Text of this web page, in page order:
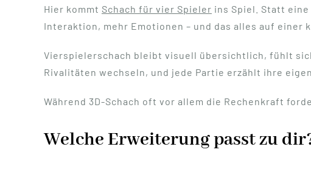
Hier kommt Schach für vier Spieler ins Spiel. Statt
Interaktion, mehr Emotionen – und das alles auf einer
Vierspielerschach bleibt visuell übersichtlich, fühlt
Rivalitäten wechseln, und jede Partie erzählt ihre
Während 3D-Schach oft vor allem die Rechenkraft
Welche Erweiterung passt zu